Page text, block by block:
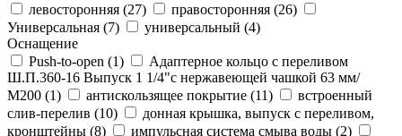
левосторонняя (27) правосторонняя (26)
Универсальная (7) универсальный (4)
Оснащение
Push-to-open (1)
Адаптерное кольцо с переливом
Ш.П.360-16 Выпуск 1 1/4"с нержавеющей чашкой 63 мм/
М200 (1) антискользящее покрытие (11)
встроенный
слив-перелив (10)
донная крышка, выпуск с переливом,
кронштейны (8) импульсная система смыва воды (2)